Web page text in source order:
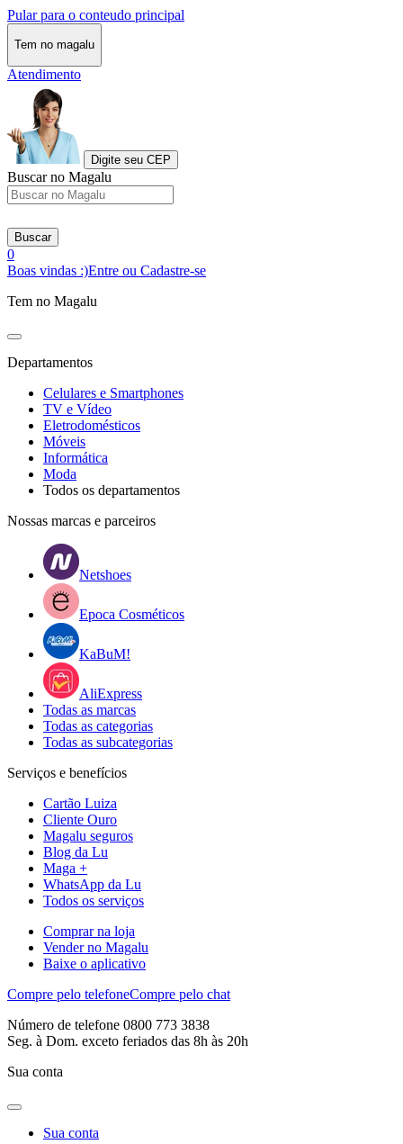
Pular para o conteudo principal
Tem no magalu
Atendimento
Digite seu CEP
Buscar no Magalu
Buscar
0
Boas vindas :)Entre ou Cadastre-se
Tem no Magalu
Departamentos
Celulares e Smartphones
TV e Vídeo
Eletrodomésticos
Móveis
Informática
Moda
Todos os departamentos
Nossas marcas e parceiros
Netshoes
Epoca Cosméticos
KaBuM!
AliExpress
Todas as marcas
Todas as categorias
Todas as subcategorias
Serviços e benefícios
Cartão Luiza
Cliente Ouro
Magalu seguros
Blog da Lu
Maga +
WhatsApp da Lu
Todos os serviços
Comprar na loja
Vender no Magalu
Baixe o aplicativo
Compre pelo telefoneCompre pelo chat
Número de telefone 0800 773 3838
Seg. à Dom. exceto feriados das 8h às 20h
Sua conta
Sua conta